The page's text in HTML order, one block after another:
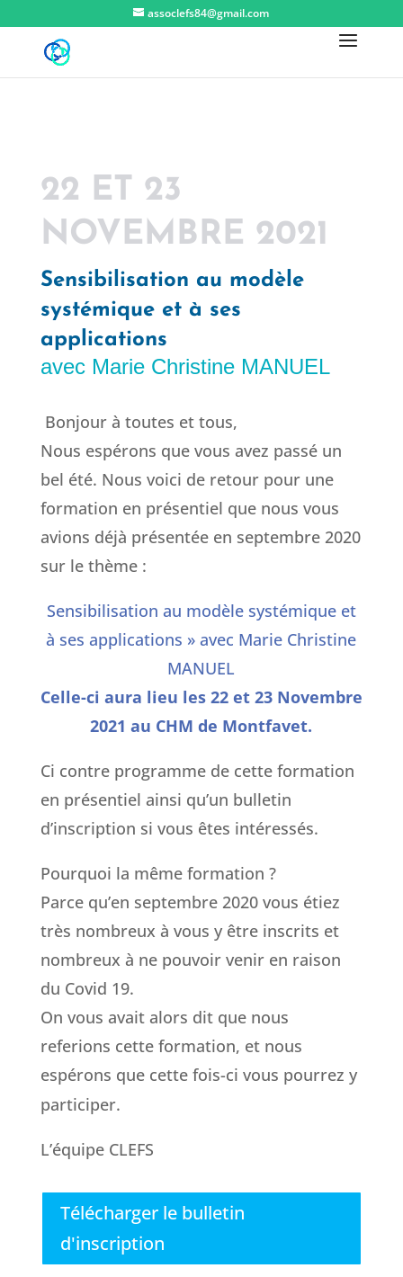
assoclefs84@gmail.com
22 ET 23
NOVEMBRE 2021
Sensibilisation au modèle
systémique et à ses
applications
avec Marie Christine MANUEL
Bonjour à toutes et tous,
Nous espérons que vous avez passé un
bel été. Nous voici de retour pour une
formation en présentiel que nous vous
avions déjà présentée en septembre 2020
sur le thème :
Sensibilisation au modèle systémique et
à ses applications » avec Marie Christine
MANUEL
Celle-ci aura lieu les 22 et 23 Novembre
2021 au CHM de Montfavet.
Ci contre programme de cette formation
en présentiel ainsi qu’un bulletin
d’inscription si vous êtes intéressés.
Pourquoi la même formation ?
Parce qu’en septembre 2020 vous étiez
très nombreux à vous y être inscrits et
nombreux à ne pouvoir venir en raison
du Covid 19.
On vous avait alors dit que nous
referions cette formation, et nous
espérons que cette fois-ci vous pourrez y
participer.
L’équipe CLEFS
Télécharger le bulletin
d'inscription